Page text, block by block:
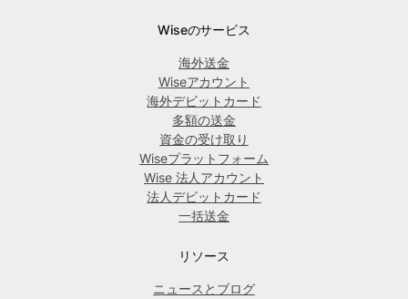
Wiseのサービス
海外送金
Wiseアカウント
海外デビットカード
多額の送金
資金の受け取り
Wiseプラットフォーム
Wise 法人アカウント
法人デビットカード
一括送金
リソース
ニュースとブログ